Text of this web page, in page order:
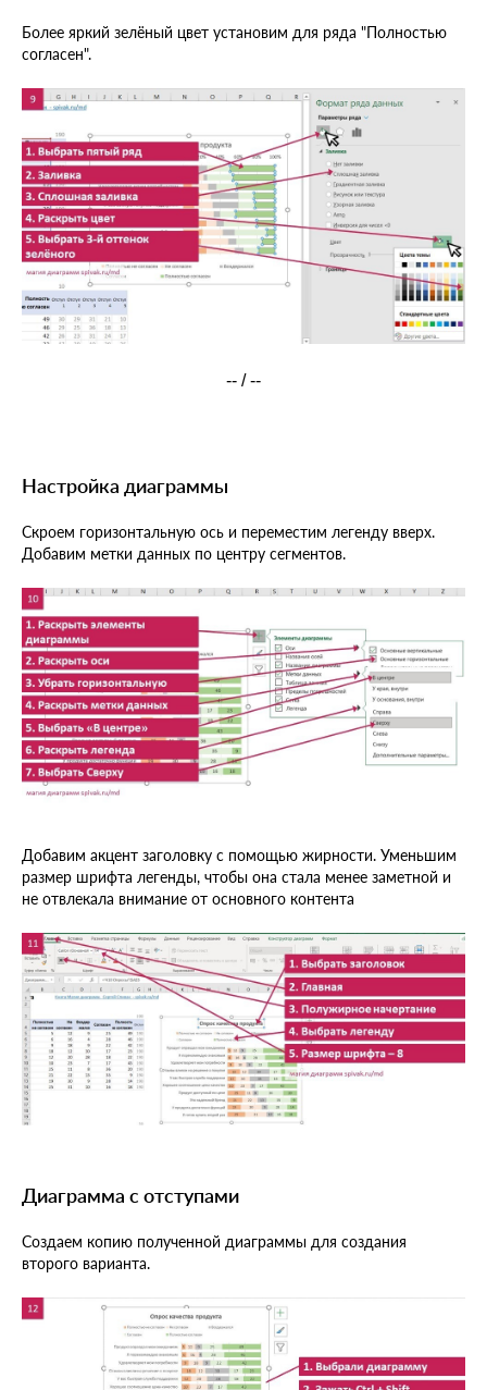
Более яркий зелёный цвет установим для ряда "Полностью
согласен".
-- / --
Настройка диаграммы
Скроем горизонтальную ось и переместим легенду вверх.
Добавим метки данных по центру сегментов.
Добавим акцент заголовку с помощью жирности. Уменьшим
размер шрифта легенды, чтобы она стала менее заметной и
не отвлекала внимание от основного контента
Диаграмма с отступами
Создаем копию полученной диаграммы для создания
второго варианта.